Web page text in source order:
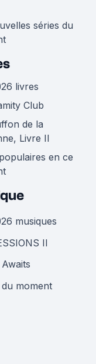
séries du
livres
Club
de la
Livre II
en ce
musiques
II
moment